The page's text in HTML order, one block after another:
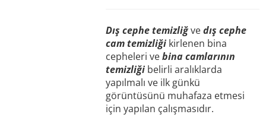
Dış cephe temizliğvedış cephe
cam temizliği kirlenen bina
cepheleri vebina camlarının
temizliği belirli aralıklarda
yapılmalı ve ilk günkü
görüntüsünü muhafaza etmesi
için yapılan çalışmasıdır.